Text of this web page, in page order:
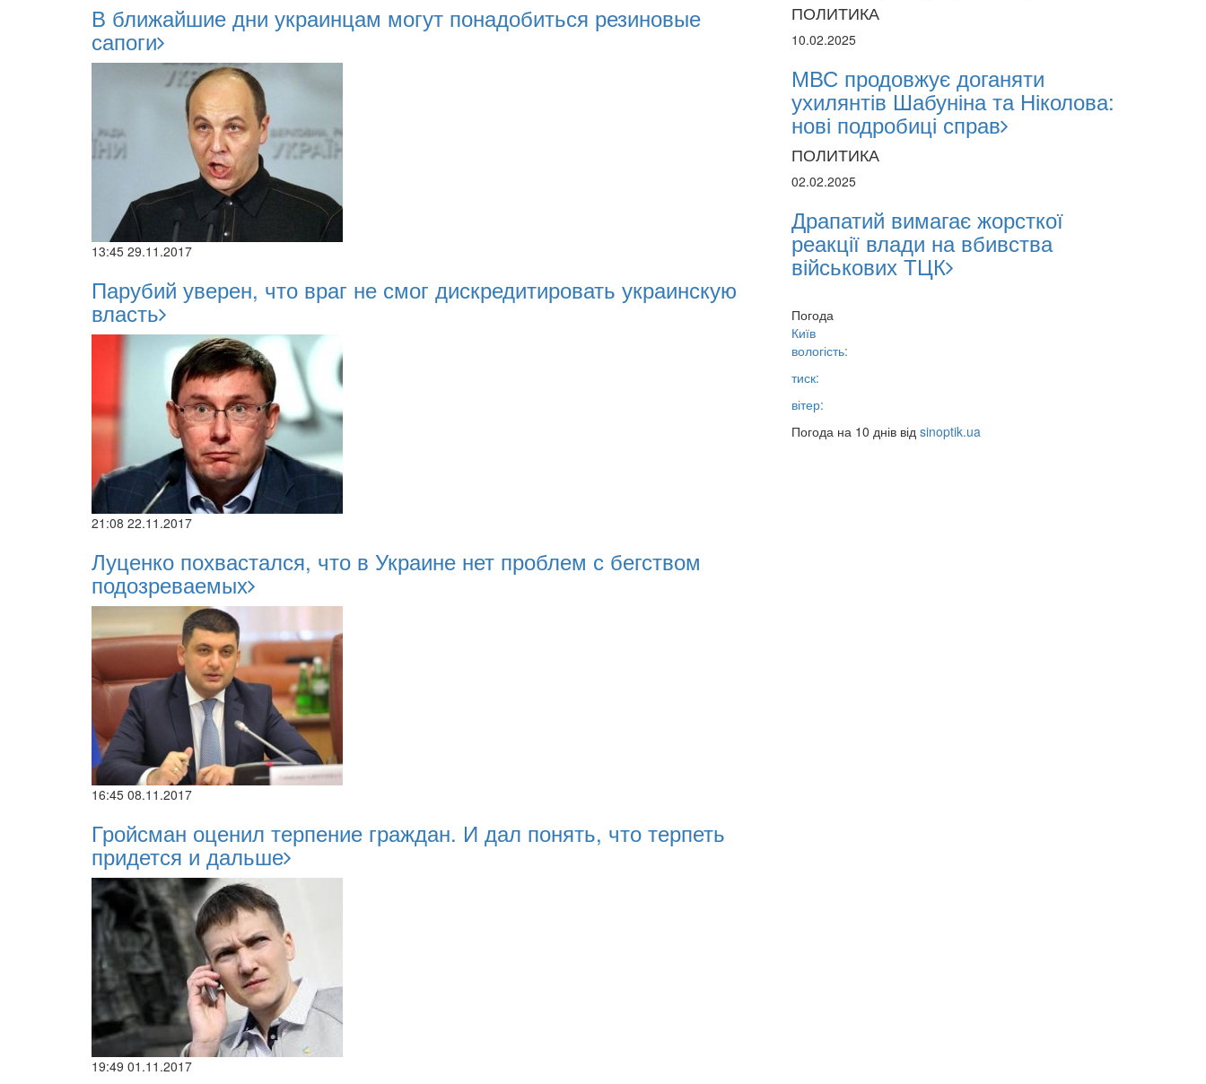
В ближайшие дни украинцам могут понадобиться резиновые
сапоги
13:45 29.11.2017
Парубий уверен, что враг не смог дискредитировать украинскую
власть
21:08 22.11.2017
Луценко похвастался, что в Украине нет проблем с бегством
подозреваемых
16:45 08.11.2017
Гройсман оценил терпение граждан. И дал понять, что терпеть
придется и дальше
19:49 01.11.2017
ПОЛИТИКА
10.02.2025
МВС продовжує доганяти
ухилянтів Шабуніна та Ніколова:
нові подробиці справ
ПОЛИТИКА
02.02.2025
Драпатий вимагає жорсткої
реакції влади на вбивства
військових ТЦК
Погода
Київ
вологість:
тиск:
вітер:
Погода на 10 днів від sinoptik.ua